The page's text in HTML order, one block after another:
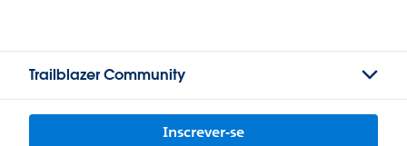
Trailblazer Community
Inscrever-se